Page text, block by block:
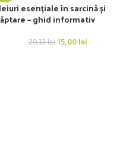
esențiale în sarcină și
– ghid informativ
20,33lei 15,00lei